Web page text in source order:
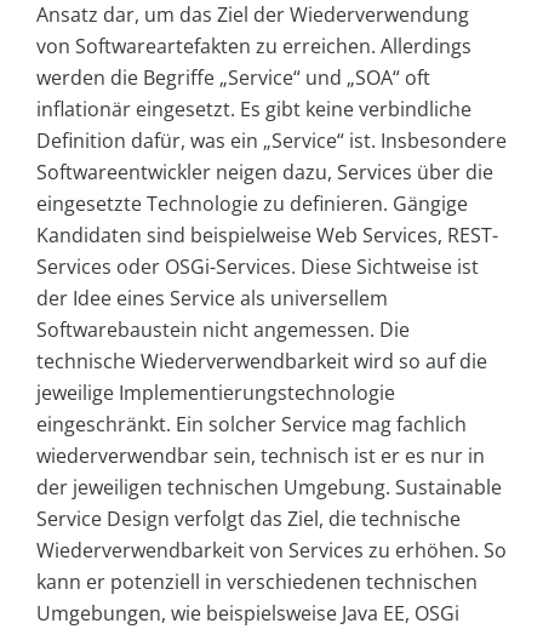
Ansatz dar, um das Ziel der Wiederverwendung
von Softwareartefakten zu erreichen. Allerdings
werden die Begriffe „Service“ und „SOA“ oft
inflationär eingesetzt. Es gibt keine verbindliche
Definition dafür, was ein „Service“ ist. Insbesondere
Softwareentwickler neigen dazu, Services über die
eingesetzte Technologie zu definieren. Gängige
Kandidaten sind beispielweise Web Services, REST-
Services oder OSGi-Services. Diese Sichtweise ist
der Idee eines Service als universellem
Softwarebaustein nicht angemessen. Die
technische Wiederverwendbarkeit wird so auf die
jeweilige Implementierungstechnologie
eingeschränkt. Ein solcher Service mag fachlich
wiederverwendbar sein, technisch ist er es nur in
der jeweiligen technischen Umgebung. Sustainable
Service Design verfolgt das Ziel, die technische
Wiederverwendbarkeit von Services zu erhöhen. So
kann er potenziell in verschiedenen technischen
Umgebungen, wie beispielsweise Java EE, OSGi